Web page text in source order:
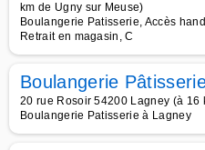
km de Ugny sur Meuse)
Boulangerie Patisserie, Accès
Retrait en magasin, C
Boulangerie
20 rue Rosoir 54200 Lagney (à 16
Boulangerie Patisserie à Lagney